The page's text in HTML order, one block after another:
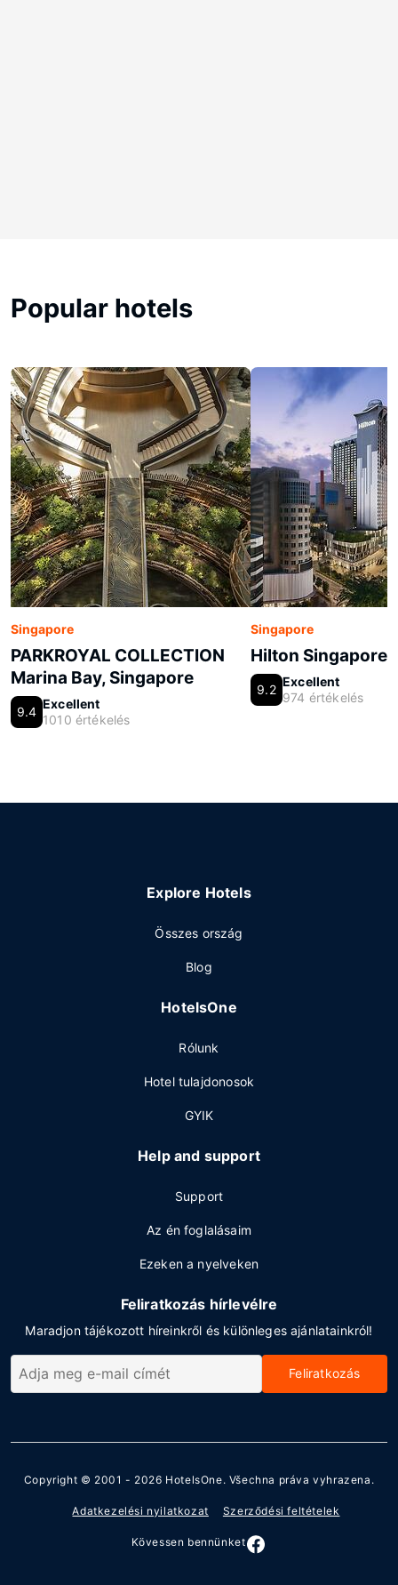
Popular hotels
Singapore
PARKROYAL COLLECTION
Marina Bay, Singapore
9.4
Excellent
1010 értékelés
Singapore
Hilton Singapore
9.2
Excellent
974 értékelés
Explore Hotels
Összes ország
Blog
HotelsOne
Rólunk
Hotel tulajdonosok
GYIK
Help and support
Support
Az én foglalásaim
Ezeken a nyelveken
Feliratkozás hírlevélre
Maradjon tájékozott híreinkről és különleges ajánlatainkról!
Feliratkozás
Copyright © 2001 - 2026 HotelsOne. Všechna práva vyhrazena.
Adatkezelési nyilatkozat Szerződési feltételek
Kövessen bennünket